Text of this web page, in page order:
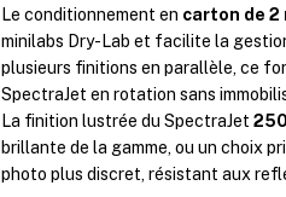
Le conditionnement en carton de 2
minilabs Dry-Lab et facilite la
plusieurs finitions en parallèle, ce
SpectraJet en rotation sans
La finition lustrée du SpectraJet
brillante de la gamme, ou un choix
photo plus discret, résistant aux